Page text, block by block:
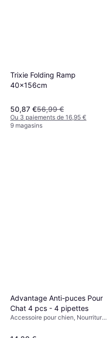
Trixie Folding Ramp
40x156cm
50,87 €56,99 €
Ou 3 paiements de 16,95 €
9 magasins
Advantage Anti-puces Pour
Chat 4 pcs - 4 pipettes
Accessoire pour chien, Nourriture